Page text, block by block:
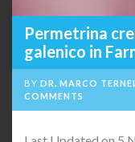
Permetrina
galenico in
BY DR. MARCO
COMMENTS